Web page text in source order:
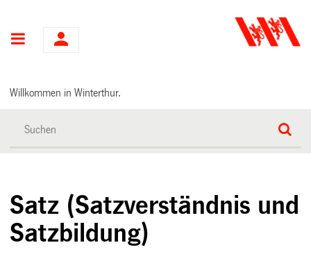
Hauptnavigation
Willkommen in Winterthur.
Satz (Satzverständnis und
Satzbildung)